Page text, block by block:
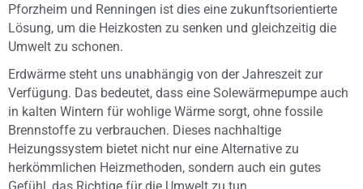
Pforzheim und Renningen ist dies eine zukunftsorientierte
Lösung, um die Heizkosten zu senken und gleichzeitig die
Umwelt zu schonen.
Erdwärme steht uns unabhängig von der Jahreszeit zur
Verfügung. Das bedeutet, dass eine Solewärmepumpe auch
in kalten Wintern für wohlige Wärme sorgt, ohne fossile
Brennstoffe zu verbrauchen. Dieses nachhaltige
Heizungssystem bietet nicht nur eine Alternative zu
herkömmlichen Heizmethoden, sondern auch ein gutes